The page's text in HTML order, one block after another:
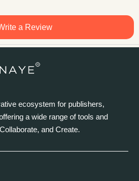
a Review
ecosystem for publishers,
a wide range of tools and
and Create.